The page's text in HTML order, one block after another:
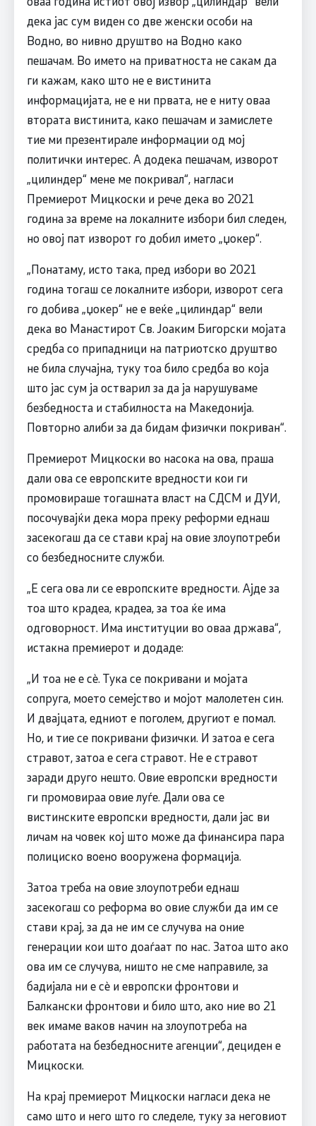
дека јас сум виден со две женски особи на
Водно, во нивно друштво на Водно како
пешачам. Во името на приватноста не сакам да
ги кажам, како што не е вистинита
информацијата, не е ни првата, не е ниту оваа
втората вистинита, како пешачам и замислете
тие ми презентирале информации од мој
политички интерес. А додека пешачам, изворот
„цилиндер“ мене ме покривал“, нагласи
Премиерот Мицкоски и рече дека во 2021
година за време на локалните избори бил следен,
но овој пат изворот го добил името „џокер“.
„Понатаму, исто така, пред избори во 2021
година тогаш се локалните избори, изворот сега
го добива „џокер“ не е веќе „цилиндар“ вели
дека во Манастирот Св. Јоаким Бигорски мојата
средба со припадници на патриотско друштво
не била случајна, туку тоа било средба во која
што јас сум ја остварил за да ја нарушуваме
безбедноста и стабилноста на Македонија.
Повторно алиби за да бидам физички покриван“.
Премиерот Мицкоски во насока на ова, праша
дали ова се европските вредности кои ги
промовираше тогашната власт на СДСМ и ДУИ,
посочувајќи дека мора преку реформи еднаш
засекогаш да се стави крај на овие злоупотреби
со безбедносните служби.
„Е сега ова ли се европските вредности. Ајде за
тоа што крадеа, крадеа, за тоа ќе има
одговорност. Има институции во оваа држава“,
истакна премиерот и додаде:
„И тоа не е сè. Тука се покривани и мојата
сопруга, моето семејство и мојот малолетен син.
И двајцата, едниот е поголем, другиот е помал.
Но, и тие се покривани физички. И затоа е сега
стравот, затоа е сега стравот. Не е стравот
заради друго нешто. Овие европски вредности
ги промовираа овие луѓе. Дали ова се
вистинските европски вредности, дали јас ви
личам на човек кој што може да финансира пара
полициско воено вооружена формација.
Затоа треба на овие злоупотреби еднаш
засекогаш со реформа во овие служби да им се
стави крај, за да не им се случува на оние
генерации кои што доаѓаат по нас. Затоа што ако
ова им се случува, ништо не сме направиле, за
бадијала ни е сè и европски фронтови и
Балкански фронтови и било што, ако ние во 21
век имаме ваков начин на злоупотреба на
работата на безбедносните агенции“, дециден е
Мицкоски.
На крај премиерот Мицкоски нагласи дека не
само што и него што го следеле, туку за неговиот